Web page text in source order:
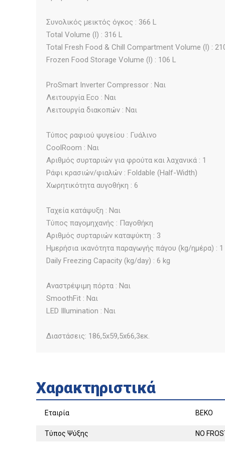
Συνολικός μεικτός όγκος : 366 L
Total Volume (l) : 316 L
Total Fresh Food & Chill Compartment Volume (l) :
Frozen Food Storage Volume (l) : 106 L
ProSmart Inverter Compressor : Ναι
Λειτουργία Eco : Ναι
Λειτουργία διακοπών : Ναι
Τύπος ραφιού ψυγείου : Γυάλινο
CoolRoom : Ναι
Αριθμός συρταριών για φρούτα και λαχανικά : 1
Ράφι κρασιών/φιαλών : Foldable (Half-Width)
Χωρητικότητα αυγοθήκη : 6
Ταχεία κατάψυξη : Ναι
Τύπος παγομηχανής : Παγοθήκη
Αριθμός συρταριών καταψύκτη : 3
Ημερήσια ικανότητα παραγωγής πάγου (kg/ημέρα) : 1
Daily Freezing Capacity (kg/day) : 6 kg
Αναστρέψιμη πόρτα : Ναι
SmoothFit : Ναι
LED Illumination : Ναι
Διαστάσεις: 186,5x59,5x66,3εκ.
Χαρακτηριστικά
Εταιρία BEKO
Τύπος Ψύξης NO